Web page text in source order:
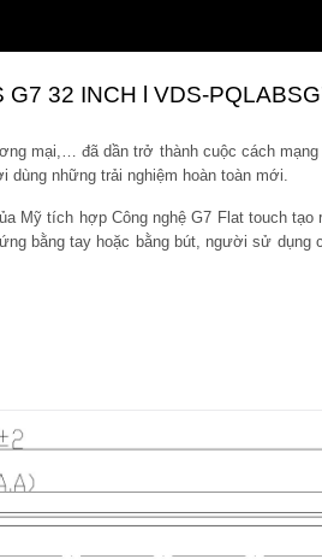
G7 32 INCH l VDS-
mại,… đã dần trở thành cuộc cách
những trải nghiệm hoàn toàn mới.
Mỹ tích hợp Công nghệ G7 Flat touch
bằng tay hoặc bằng bút, người sử